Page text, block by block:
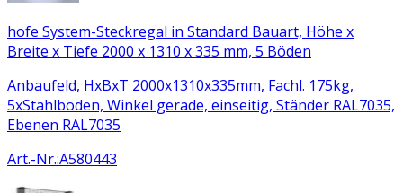
hofe System-Steckregal in Standard Bauart, Höhe x
Breite x Tiefe 2000 x 1310 x 335 mm, 5 Böden
Anbaufeld, HxBxT 2000x1310x335mm, Fachl. 175kg,
5xStahlboden, Winkel gerade, einseitig, Ständer RAL7035,
Ebenen RAL7035
Art.-Nr.:A580443